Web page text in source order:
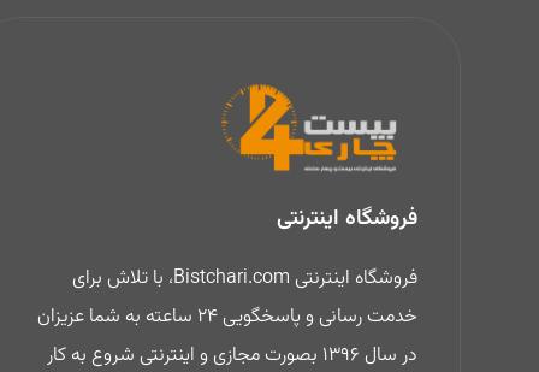
فروشگاه اینترنتی
فروشگاه اینترنتی Bistchari.com، با تلاش برای
خدمت رسانی و پاسخگویی 24 ساعته به شما عزیزان
در سال 1396 بصورت مجازی و اینترنتی شروع به کار